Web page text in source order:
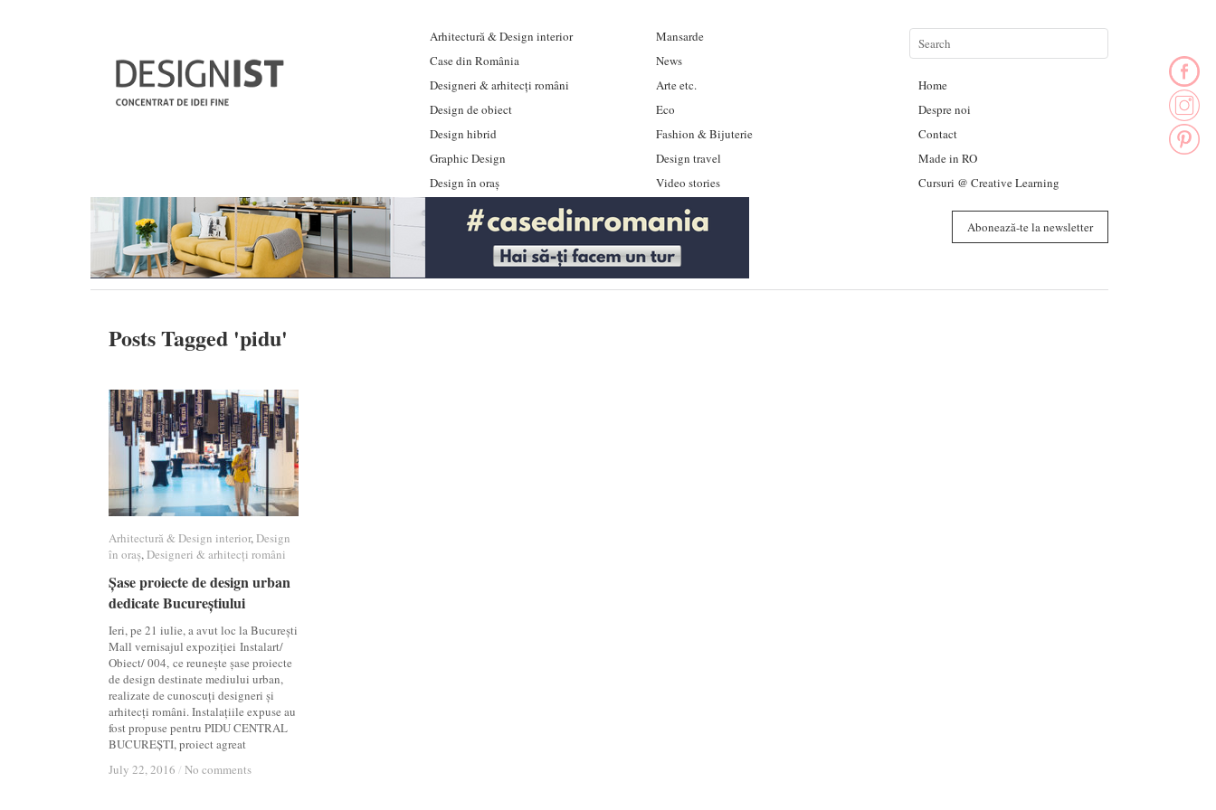
Arhitectură & Design interior
Case din România
Designeri & arhitecți români
Design de obiect
Design hibrid
Graphic Design
Design în oraș
Mansarde
News
Arte etc.
Eco
Fashion & Bijuterie
Design travel
Video stories
Home
Despre noi
Contact
Made in RO
Cursuri @ Creative Learning
Abonează-te la newsletter
Posts Tagged 'pidu'
Arhitectură & Design interior,Design
în oraș,Designeri & arhitecți români
Șase proiecte de design urban
dedicate Bucureștiului
Ieri, pe 21 iulie, a avut loc la București
Mall vernisajul expoziției Instalart/
Obiect/ 004, ce reunește șase proiecte
de design destinate mediului urban,
realizate de cunoscuți designeri și
arhitecți români. Instalațiile expuse au
fost propuse pentru PIDU CENTRAL
BUCUREȘTI, proiect agreat
July 22, 2016 / No comments
Arhitectură & Design interior Design
în oraș Designeri & arhitecți români
Șase proiecte de design urban
dedicate Bucureștiului
July 22, 2016 / No comments